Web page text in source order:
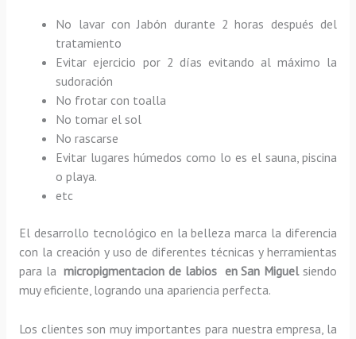
No lavar con Jabón durante 2 horas después del
tratamiento
Evitar ejercicio por 2 días evitando al máximo la
sudoración
No frotar con toalla
No tomar el sol
No rascarse
Evitar lugares húmedos como lo es el sauna, piscina
o playa.
etc
El desarrollo tecnológico en la belleza marca la diferencia
con la creación y uso de diferentes técnicas y herramientas
para lamicropigmentacion de labios en San Miguelsiendo
muy eficiente, logrando una apariencia perfecta.
Los clientes son muy importantes para nuestra empresa, la